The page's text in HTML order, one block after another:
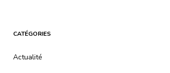
CATÉGORIES
Actualité